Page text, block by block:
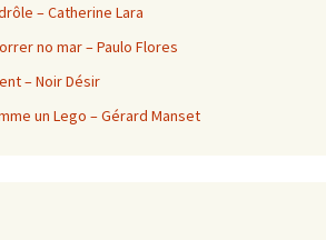
– Catherine Lara
no mar – Paulo Flores
– Noir Désir
un Lego – Gérard Manset